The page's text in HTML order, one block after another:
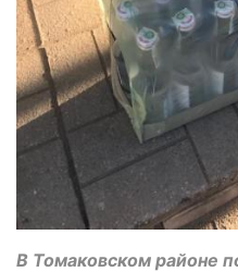
В Томаковском районе